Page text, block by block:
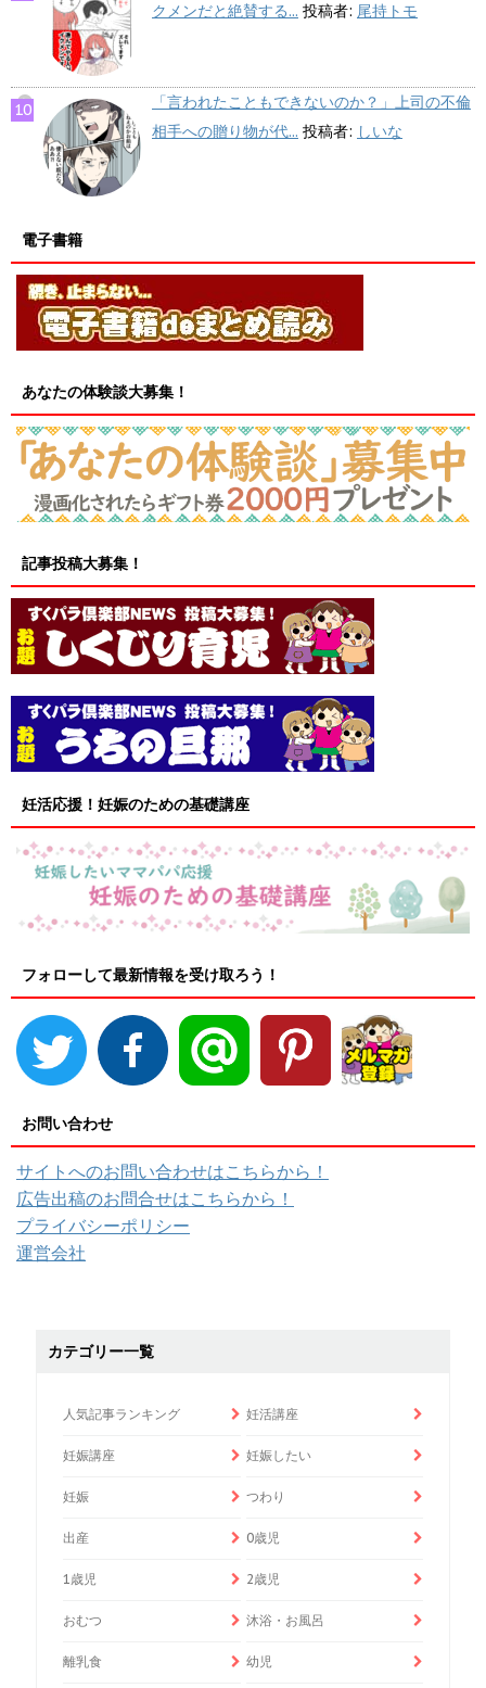
クメンだと絶賛する... 投稿者: 尾持トモ
「言われたこともできないのか？」上司の不倫
相手への贈り物が代... 投稿者: しいな
電子書籍
あなたの体験談大募集！
記事投稿大募集！
妊活応援！妊娠のための基礎講座
フォローして最新情報を受け取ろう！
お問い合わせ
サイトへのお問い合わせはこちらから！
広告出稿のお問合せはこちらから！
プライバシーポリシー
運営会社
カテゴリー一覧
人気記事ランキング 妊活講座
妊娠講座 妊娠したい
妊娠 つわり
出産 0歳児
1歳児 2歳児
おむつ 沐浴・お風呂
離乳食 幼児